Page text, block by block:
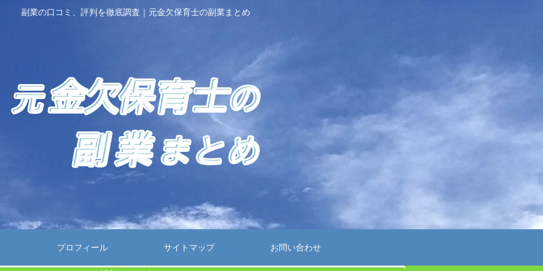
副業の口コミ、評判を徹底調査｜元金欠保育士の副業まとめ
プロフィール サイトマップ お問い合わせ